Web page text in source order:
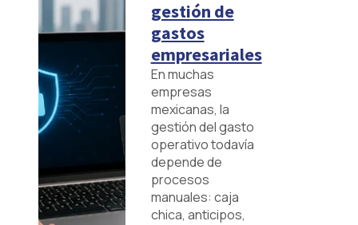
gestión de
gastos
empresariales
En muchas
empresas
mexicanas, la
gestión del gasto
operativo todavía
depende de
procesos
manuales: caja
chica, anticipos,